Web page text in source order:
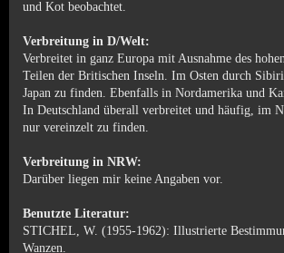
und Kot beobachtet.
Verbreitung in D/Welt:
Verbreitet in ganz Europa mit Ausnahme des
Teilen der Britischen Inseln. Im Osten durch
Japan zu finden. Ebenfalls in Nordamerika und
In Deutschland überall verbreitet und häufig, im
nur vereinzelt zu finden.
Verbreitung in NRW:
Darüber liegen mir keine Angaben vor.
Benutzte Literatur:
STICHEL, W. (1955-1962): Illustrierte
Wanzen.